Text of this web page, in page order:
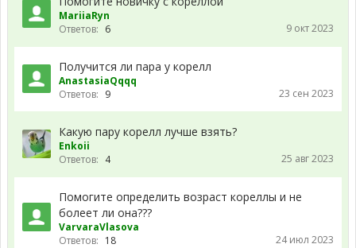
MariiaRyn
Ответов: 6 9 окт 2023
Получится ли пара у корелл
AnastasiaQqqq
Ответов: 9 23 сен 2023
Какую пару корелл лучше взять?
Enkoii
Ответов: 4 25 авг 2023
Помогите определить возраст кореллы и не
болеет ли она???
VarvaraVlasova
Ответов: 18 24 июл 2023